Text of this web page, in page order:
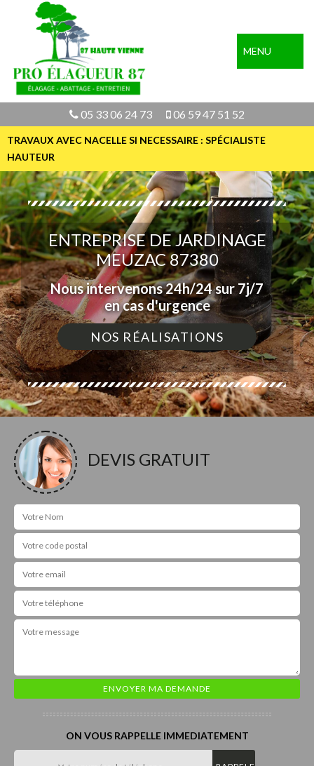
MENU
05 33 06 24 73 06 59 47 51 52
TRAVAUX AVEC NACELLE SI NECESSAIRE : SPÉCIALISTE
HAUTEUR
ENTREPRISE DE JARDINAGE
MEUZAC 87380
Nous intervenons 24h/24 sur 7j/7
en cas d'urgence
NOS RÉALISATIONS
DEVIS GRATUIT
ON VOUS RAPPELLE IMMEDIATEMENT